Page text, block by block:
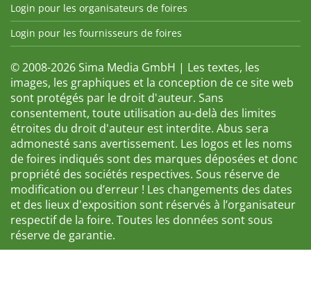
Login pour les organisateurs de foires
Login pour les fournisseurs de foires
© 2008-2026 Sima Media GmbH | Les textes, les
images, les graphiques et la conception de ce site web
sont protégés par le droit d'auteur. Sans
consentement, toute utilisation au-delà des limites
étroites du droit d'auteur est interdite. Abus sera
admonesté sans avertissement. Les logos et les noms
de foires indiqués sont des marques déposées et donc
propriété des sociétés respectives. Sous réserve de
modification ou d’erreur ! Les changements des dates
et des lieux d'exposition sont réservés à l’organisateur
respectif de la foire. Toutes les données sont sous
réserve de garantie.